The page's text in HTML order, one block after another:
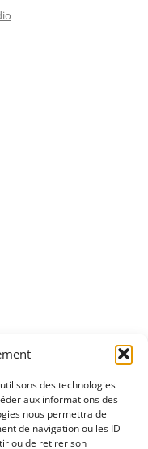
des technologies
aux informations des
nous permettra de
de navigation ou les ID
ou de retirer son